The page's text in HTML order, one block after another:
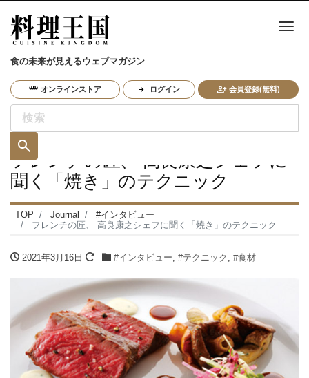
食の未来が見えるウェブマガジン
オンラインストア ログイン 会員登録(無料)
ナ
フレンチの匠、 高良康之シェフに
聞く「焼き」のテクニック
TOP Journal
#インタビュー
フレンチの匠、 高良康之シェフに聞く「焼き」のテクニック
2021年3月16日 #インタビュー, #テクニック , #食材